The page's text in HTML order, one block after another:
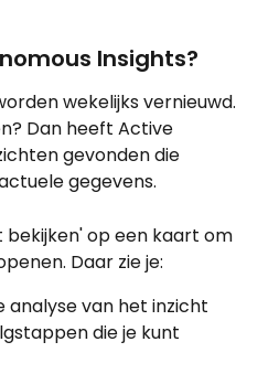
Insights?
wekelijks vernieuwd.
Dan heeft Active
gevonden die
gegevens.
bekijken' op een kaart om
Daar zie je:
analyse van het inzicht
die je kunt